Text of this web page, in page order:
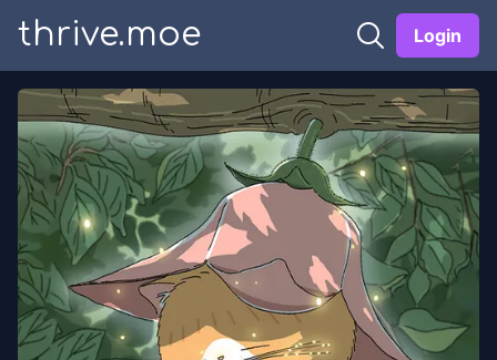
thrive.moe Login